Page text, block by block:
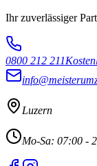
Ihr zuverlässiger
0800 212 211
Luzern
Mo-Sa: 07:00 -